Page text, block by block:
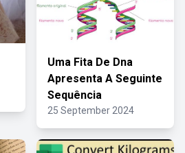
Uma Fita De Dna
Apresenta A Seguinte
Sequência
25 September 2024